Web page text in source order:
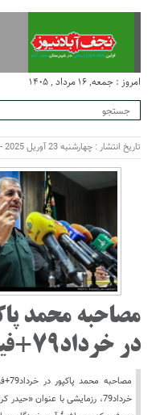
امروز : جمعه, ۱۶ مرداد , ۱۴۰۵
تاریخ انتشار : چهارشنبه 23 آوریل 2025 - 15:19
مصاحبه محمد
در خرداد79+فیلم
خرداد79، رزمایشی با عنوان